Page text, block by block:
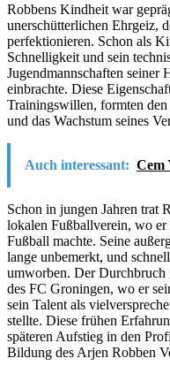
Robbens Kindheit war
unerschütterlichen Ehrgeiz,
perfektionieren. Schon als
Schnelligkeit und sein
Jugendmannschaften seiner
einbrachte. Diese
Trainingswillen, formten
und das Wachstum seines
Auch interessant: Cem
Schon in jungen Jahren trat
lokalen Fußballverein, wo er
Fußball machte. Seine
lange unbemerkt, und
umworben. Der Durchbruch
des FC Groningen, wo er
sein Talent als
stellte. Diese frühen
späteren Aufstieg in den
Bildung des Arjen Robben